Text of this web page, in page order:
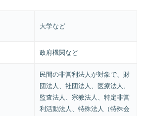
大学など
政府機関など
民間の非営利法人が対象で、財
団法人、社団法人、医療法人、
監査法人、宗教法人、特定非営
利活動法人、特殊法人（特殊会